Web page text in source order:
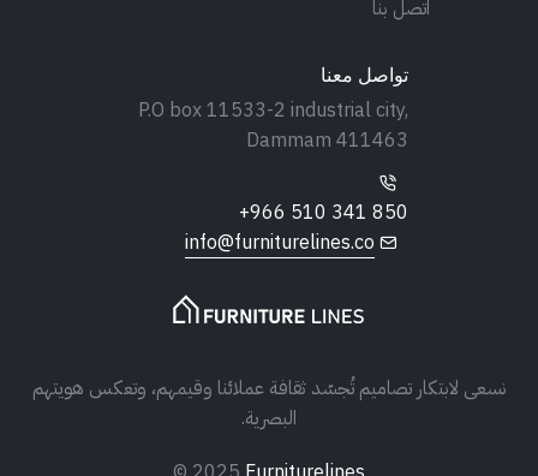
نسعى لابتكار تصاميم تُجسّد ثقافة عملائنا وقيمهم، وتعكس هويتهم
البصرية.
اتصل بنا
تواصل معنا
P.O box 11533-2 industrial city,
Dammam 411463
+966 510 341 850
info@furniturelines.co